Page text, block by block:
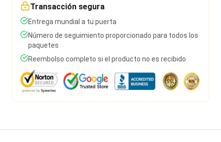
Transacción segura
Entrega mundial a tu puerta
Número de seguimiento proporcionado para todos los
paquetes
Reembolso completo si el producto no es recibido